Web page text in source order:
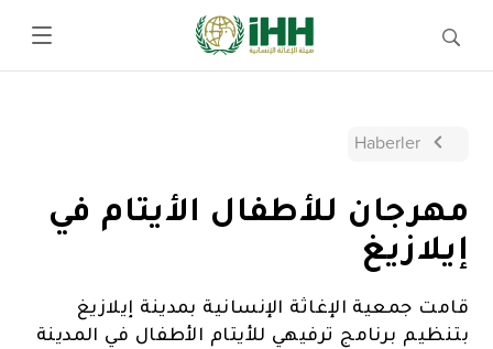
Haberler
مهرجان للأطفال الأيتام في
إيلازيغ
قامت جمعية الإغاثة الإنسانية بمدينة إيلازيغ
بتنظيم برنامج ترفيهي للأيتام الأطفال في المدينة